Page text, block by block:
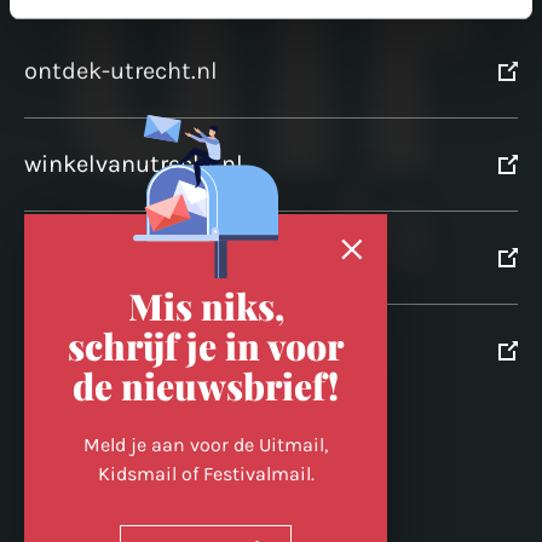
ontdek-utrecht.nl
winkelvanutrecht.nl
utrechtpartners.nl
Volg ons op
Mis niks,
schrijf je in voor
de nieuwsbrief!
Meld je aan voor de Uitmail,
Kidsmail of Festivalmail.